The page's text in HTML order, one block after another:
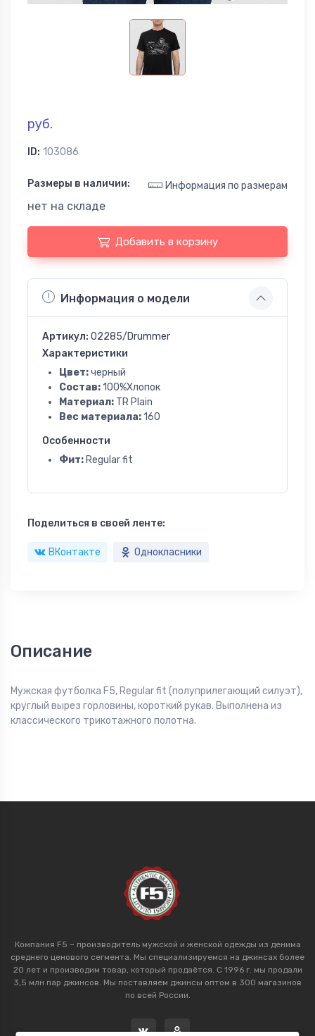
руб.
ID: 103086
Размеры в наличии: Информация по размерам
нет на складе
Добавить в корзину
Информация о модели
Артикул: 02285/Drummer
Характеристики
Цвет:черный
Состав:100%Хлопок
Материал: TR Plain
Вес материала:160
Особенности
Фит: Regular fit
Поделиться в своей ленте:
ВКонтакте Однокласники
Описание
Мужская футболка F5, Regular fit (полуприлегающий силуэт),
круглый вырез горловины, короткий рукав. Выполнена из
классического трикотажного полотна.
Компания F5 – производитель мужской и женской одежды из денима
среднего ценового сегмента. Мы специализируемся на джинсах более
20 лет и производим товар, который продаётся. С 1996 г. мы продали
3,5 млн пар джинсов. Мы поставляем джинсы оптом в 300 магазинов
по всей России.